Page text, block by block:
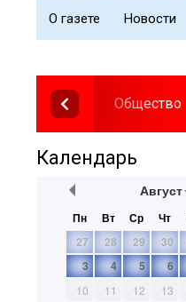
О газете Новости
Общество
Календарь
Август
Пн Вт Ср Чт
27
28 29 30
3
4 5 6
10
11 12 13